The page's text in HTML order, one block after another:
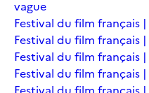
vague
Festival du film français
Festival du film français
Festival du film français
Festival du film français